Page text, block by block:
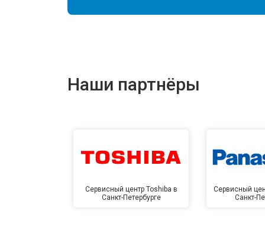
Наши партнёры
Сервисный центр Toshiba в
Санкт-Петербурге
Сервисный
Санкт-